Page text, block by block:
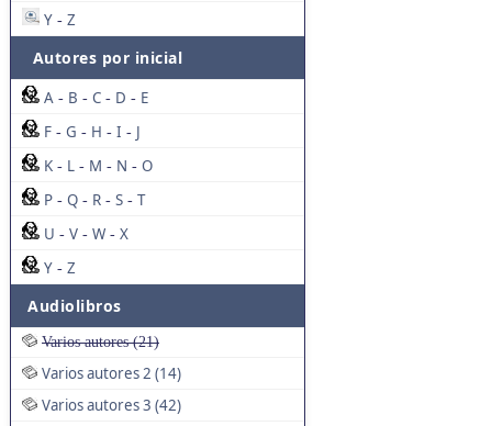
Y - Z
Autores por inicial
A - B - C - D - E
F - G - H - I - J
K - L - M - N - O
P - Q - R - S - T
U - V - W - X
Y - Z
Audiolibros
Varios autores (21)
Varios autores 2 (14)
Varios autores 3 (42)